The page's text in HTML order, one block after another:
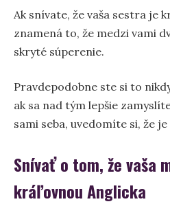
Ak snívate, že vaša sestra je
znamená to, že medzi vami
skryté súperenie.
Pravdepodobne ste si to
ak sa nad tým lepšie
sami seba, uvedomíte si, že
Snívať o tom, že vaša
kráľovnou Anglicka